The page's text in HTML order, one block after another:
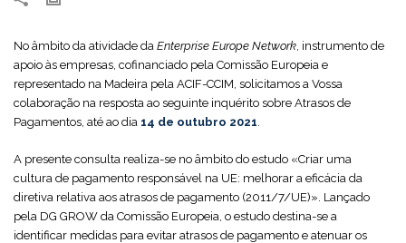
No âmbito da atividade da Enterprise Europe Network , instrumento de
apoio às empresas, cofinanciado pela Comissão Europeia e
representado na Madeira pela ACIF-CCIM, solicitamos a Vossa
colaboração na resposta ao seguinte inquérito sobre Atrasos de
Pagamentos, até ao dia 14 de outubro 2021
A presente consulta realiza-se no âmbito do estudo «Criar uma
cultura de pagamento responsável na UE: melhorar a eficácia da
diretiva relativa aos atrasos de pagamento (2011/7/UE)». Lançado
pela DG GROW da Comissão Europeia, o estudo destina-se a
identificar medidas para evitar atrasos de pagamento e atenuar os